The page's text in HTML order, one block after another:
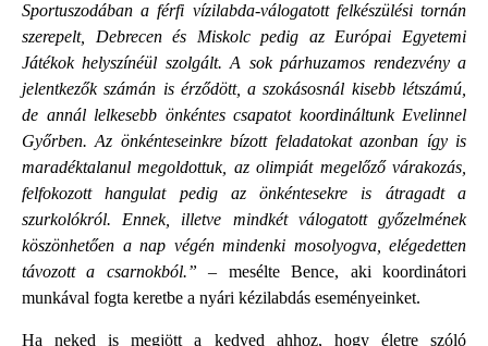
Sportuszodában a férfi vízilabda-válogatott felkészülési tornán
szerepelt, Debrecen és Miskolc pedig az Európai Egyetemi
Játékok helyszínéül szolgált. A sok párhuzamos rendezvény a
jelentkezők számán is érződött, a szokásosnál kisebb létszámú,
de annál lelkesebb önkéntes csapatot koordináltunk Evelinnel
Győrben. Az önkénteseinkre bízott feladatokat azonban így is
maradéktalanul megoldottuk, az olimpiát megelőző várakozás,
felfokozott hangulat pedig az önkéntesekre is átragadt a
szurkolókról. Ennek, illetve mindkét válogatott győzelmének
köszönhetően a nap végén mindenki mosolyogva, elégedetten
távozott a csarnokból.” – mesélte Bence, aki koordinátori
munkával fogta keretbe a nyári kézilabdás eseményeinket.
Ha neked is megjött a kedved ahhoz, hogy életre szóló